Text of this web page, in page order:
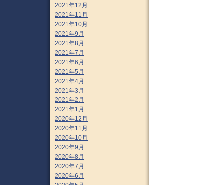
2021年12月
2021年11月
2021年10月
2021年9月
2021年8月
2021年7月
2021年6月
2021年5月
2021年4月
2021年3月
2021年2月
2021年1月
2020年12月
2020年11月
2020年10月
2020年9月
2020年8月
2020年7月
2020年6月